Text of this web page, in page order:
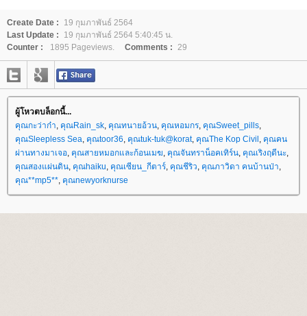
Create Date :
19 กุมภาพันธ์ 2564
Last Update :
19 กุมภาพันธ์ 2564 5:40:45 น.
Counter :
1895 Pageviews. Comments : 29
ผู้โหวตบล็อกนี้...
คุณกะว่าก๋า คุณRain_sk คุณทนายอ้วน คุณหอมกร คุณSweet_pills
คุณSleepless Sea คุณtoor36 คุณtuk-tuk@korat, คุณThe Kop Civil คุณคน
ผ่านทางมาเจอ คุณสายหมอกและก้อนเมฆ คุณจันทราน็อคเทิร์น คุณเริงฤดีนะ
คุณสองแผ่นดิน คุณhaiku คุณเซียน_กีตาร์ คุณชีริว คุณภาวิดา คนบ้านป่า
คุณ**mp5** คุณnewyorknurse